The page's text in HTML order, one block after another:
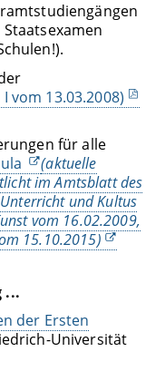
vom 13.03.2008)
für alle
(aktuelle
im Amtsblatt des
und Kultus
vom 16.02.2009,
15.10.2015)
...
der Ersten
Universität